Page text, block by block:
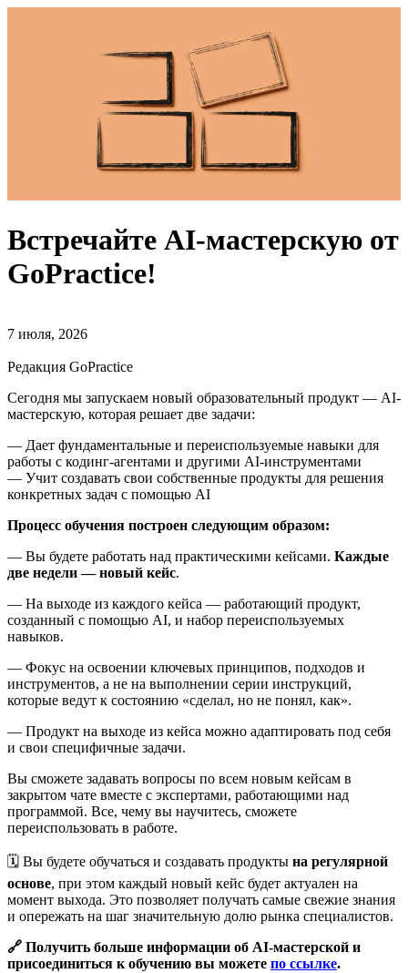
Встречайте AI-мастерскую от
GoPractice!
7 июля, 2026
Редакция GoPractice
Сегодня мы запускаем новый образовательный продукт — AI-
мастерскую, которая решает две задачи:
— Дает фундаментальные и переиспользуемые навыки для
работы с кодинг-агентами и другими AI-инструментами
— Учит создавать свои собственные продукты для решения
конкретных задач с помощью AI
Процесс обучения построен следующим образом:
— Вы будете работать над практическими кейсами. Каждые
две недели — новый кейс.
— На выходе из каждого кейса — работающий продукт,
созданный с помощью AI, и набор переиспользуемых
навыков.
— Фокус на освоении ключевых принципов, подходов и
инструментов, а не на выполнении серии инструкций,
которые ведут к состоянию «сделал, но не понял, как».
— Продукт на выходе из кейса можно адаптировать под себя
и свои специфичные задачи.
Вы сможете задавать вопросы по всем новым кейсам в
закрытом чате вместе с экспертами, работающими над
программой. Все, чему вы научитесь, сможете
переиспользовать в работе.
🗓️ Вы будете обучаться и создавать продукты на регулярной
основе, при этом каждый новый кейс будет актуален на
момент выхода. Это позволяет получать самые свежие знания
и опережать на шаг значительную долю рынка специалистов.
🔗 Получить больше информации об AI-мастерской и
присоединиться к обучению вы можете по ссылке.